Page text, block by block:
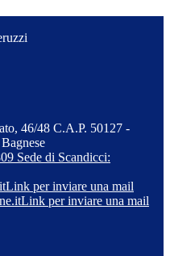
46/48 C.A.P. 50127 -
Sede di Scandicci:
Link per inviare una mail
Link per inviare una mail